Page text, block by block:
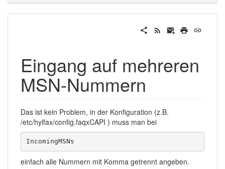
Eingang auf mehreren
MSN-Nummern
Das ist kein Problem, in der Konfiguration (z.B.
/etc/hylfax/config.faqxCAPI ) muss man bei
IncomingMSNs
einfach alle Nummern mit Komma getrennt angeben.